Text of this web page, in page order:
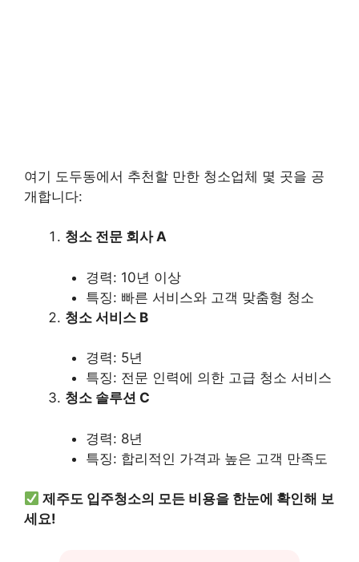
여기 도두동에서 추천할 만한 청소업체 몇 곳을 공
개합니다:
청소 전문 회사 A
경력: 10년 이상
특징: 빠른 서비스와 고객 맞춤형 청소
청소 서비스 B
경력: 5년
특징: 전문 인력에 의한 고급 청소 서비스
청소 솔루션 C
경력: 8년
특징: 합리적인 가격과 높은 고객 만족도
제주도 입주청소의 모든 비용을 한눈에 확인해 보
세요!